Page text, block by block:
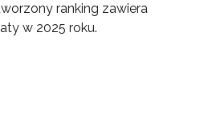
ranking zawiera
w 2025 roku.